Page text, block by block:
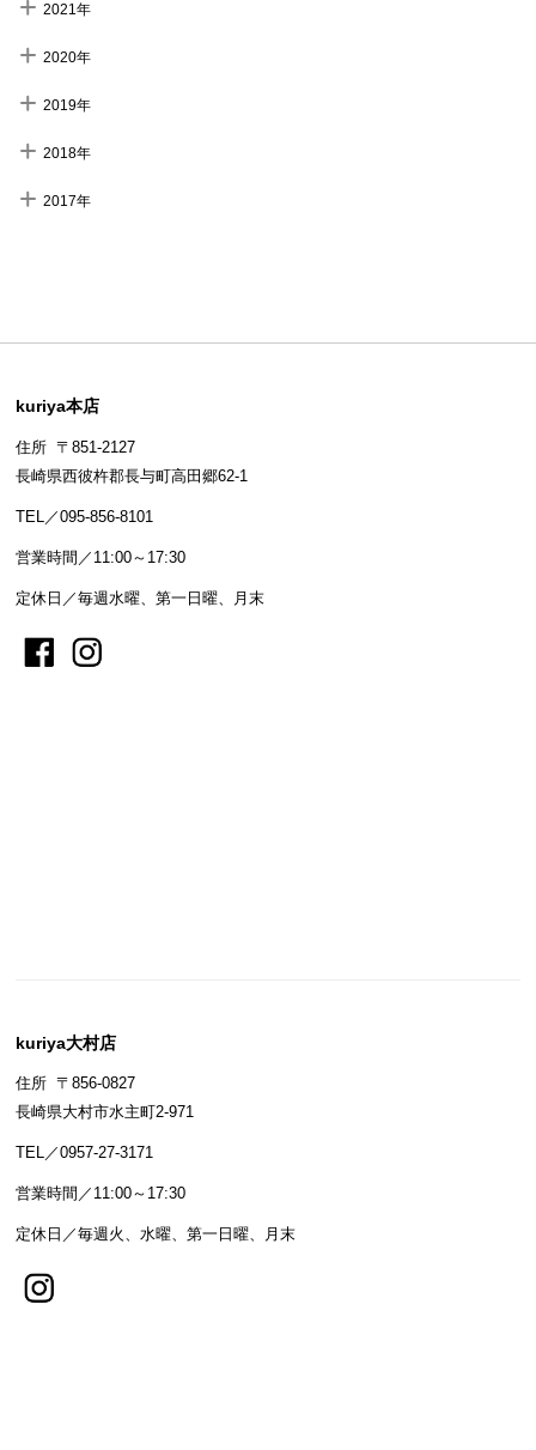
2021年
2020年
2019年
2018年
2017年
kuriya本店
住所 〒851-2127
長崎県西彼杵郡長与町高田郷62-1
TEL／095-856-8101
営業時間／11:00～17:30
定休日／毎週水曜、第一日曜、月末
kuriya大村店
住所 〒856-0827
長崎県大村市水主町2-971
TEL／0957-27-3171
営業時間／11:00～17:30
定休日／毎週火、水曜、第一日曜、月末